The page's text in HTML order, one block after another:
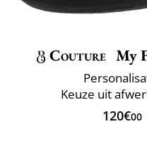
Couture My
Keuze uit
120€00